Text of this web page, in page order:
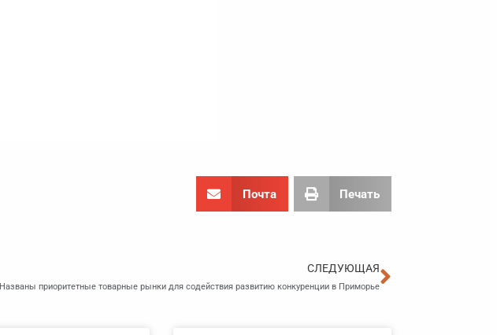
Почта Печать
СЛЕДУЮЩАЯ
Названы приоритетные товарные рынки для содействия развитию конкуренции в Приморье